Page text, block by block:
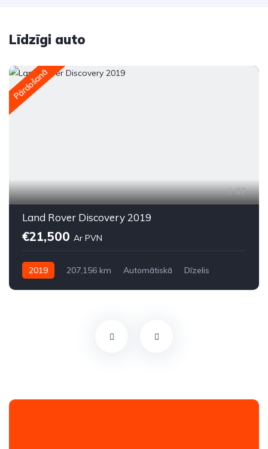
Līdzīgi auto
Pārdošanā
37
Land Rover Discovery 2019
€21,500 Ar PVN
2019 207,156 km Automātiskā
Dīzelis